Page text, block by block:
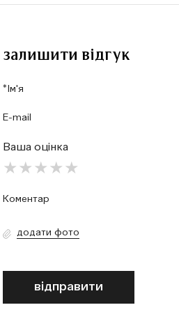
залишити відгук
Ваша оцінка
додати фото
відправити